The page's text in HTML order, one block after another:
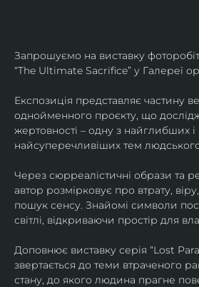
Запрошуємо на виставку
“The Ultimate Sacrifice” у Галереї
Експозиція представляє частину
однойменного проєкту, що
жертовності – одну з найглибших і
найсуперечливіших тем
Через сюрреалістичні образи та
автор розмірковує про втрату,
пошук сенсу. Знайомі символи
світлі, відкриваючи простір для
Доповнює виставку серія “Lost
звертається до теми втраченого
стану, до якого людина прагне